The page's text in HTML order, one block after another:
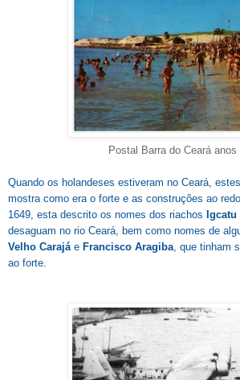
Postal Barra do Ceará anos
Quando os holandeses estiveram no Ceará,
mostra como era o forte e as construções ao
1649, esta descrito os nomes dos riachos Igcatu
desaguam no rio Ceará, bem como nomes de
Velho Carajá e Francisco Aragiba , que tinham
ao forte.